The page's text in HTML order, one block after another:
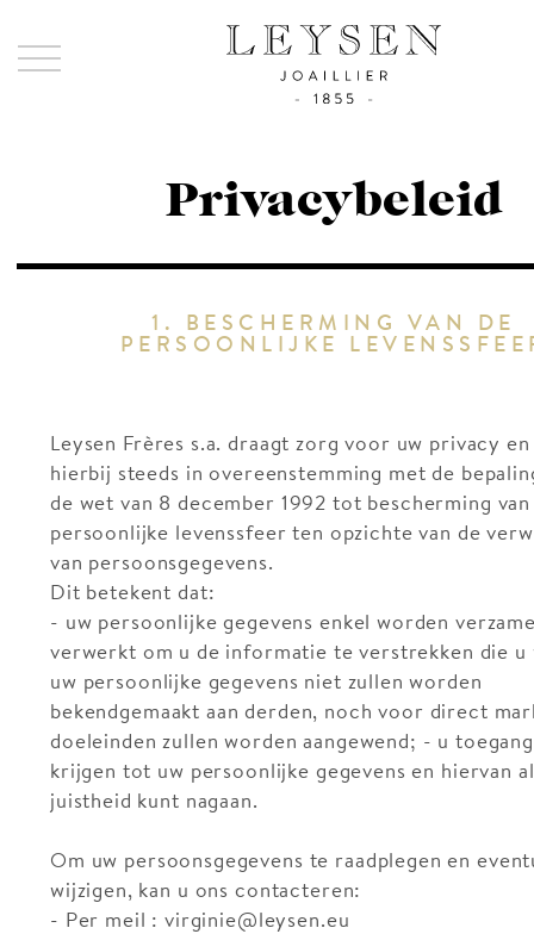
Privacybeleid
1. BESCHERMING VAN DE
PERSOONLIJKE
Leysen Frères s.a. draagt zorg voor uw privacy
hierbij steeds in overeenstemming met de
de wet van 8 december 1992 tot bescherming
persoonlijke levenssfeer ten opzichte van de
van persoonsgegevens.
Dit betekent dat:
- uw persoonlijke gegevens enkel worden
verwerkt om u de informatie te verstrekken die u
uw persoonlijke gegevens niet zullen worden
bekendgemaakt aan derden, noch voor direct
doeleinden zullen worden aangewend; - u
krijgen tot uw persoonlijke gegevens en hiervan
juistheid kunt nagaan.
Om uw persoonsgegevens te raadplegen en
wijzigen, kan u ons contacteren:
- Per meil : virginie@leysen.eu